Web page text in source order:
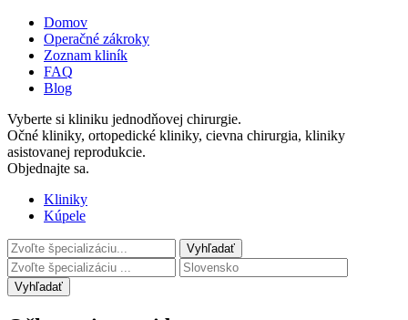
Domov
Operačné zákroky
Zoznam kliník
FAQ
Blog
Vyberte si kliniku jednodňovej chirurgie.
Očné kliniky, ortopedické kliniky, cievna chirurgia, kliniky
asistovanej reprodukcie.
Objednajte sa.
Kliniky
Kúpele
Vyhľadať